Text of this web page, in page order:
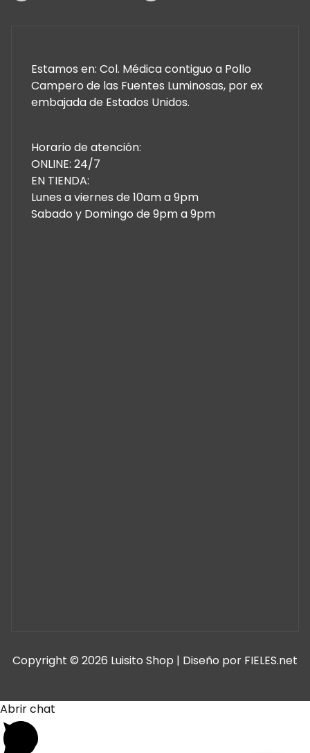
Estamos en: Col. Médica contiguo a Pollo
Campero de las Fuentes Luminosas, por ex
embajada de Estados Unidos.
Horario de atención:
ONLINE: 24/7
EN TIENDA:
Lunes a viernes de 10am a 9pm
Sabado y Domingo de 9pm a 9pm
Copyright © 2026 Luisito Shop | Diseño por FIELES.net
Abrir chat